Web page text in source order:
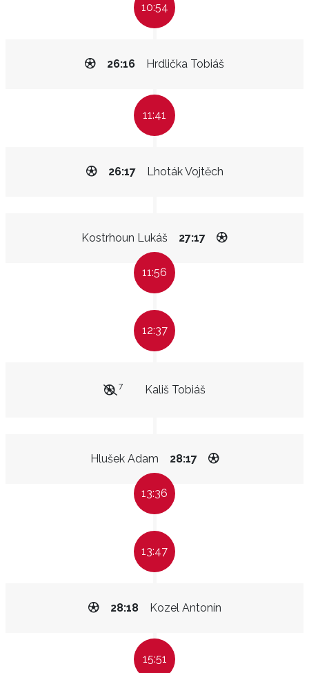
10:54
Hrdlička Tobiáš
26:16
11:41
Lhoták Vojtěch
26:17
Kostrhoun Lukáš 27:17
11:56
12:37
Kališ Tobiáš
7
Hlušek Adam 28:17
13:36
13:47
Kozel Antonín
28:18
15:51